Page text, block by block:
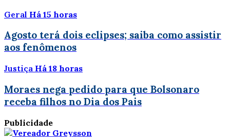
Geral Há 15 horas
Agosto terá dois eclipses; saiba como assistir
aos fenômenos
Justiça Há 18 horas
Moraes nega pedido para que Bolsonaro
receba filhos no Dia dos Pais
Publicidade